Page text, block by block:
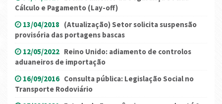
Cálculo e Pagamento (Lay-off)
13/04/2018 (Atualização) Setor solicita suspensão
provisória das portagens bascas
12/05/2022 Reino Unido: adiamento de controlos
aduaneiros de importação
16/09/2016 Consulta pública: Legislação Social no
Transporte Rodoviário